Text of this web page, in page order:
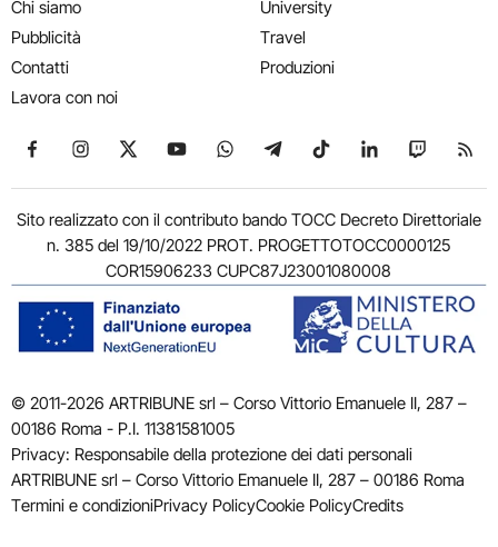
Chi siamo
Pubblicità
Contatti
Lavora con noi
University
Travel
Produzioni
Seguici su Facebook
Seguici su Instagram
Seguici su X
Seguici su YouTube
Seguici su WhatsApp
Seguici su Telegram
Seguici su TikTok
Seguici su
Seguici
Sito realizzato con il contributo bando TOCC Decreto Direttoriale
n. 385 del 19/10/2022 PROT. PROGETTOTOCC0000125
COR15906233 CUPC87J23001080008
© 2011-2026 ARTRIBUNE srl – Corso Vittorio Emanuele II, 287 –
00186 Roma - P.I. 11381581005
Privacy: Responsabile della protezione dei dati personali
ARTRIBUNE srl – Corso Vittorio Emanuele II, 287 – 00186 Roma
Termini e condizioniPrivacy PolicyCookie PolicyCredits